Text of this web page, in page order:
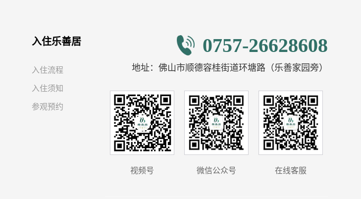
入住乐善居
入住流程
入住须知
参观预约
0757-26628608
地址：佛山市顺德容桂街道环塘路（乐善家园旁）
视频号 微信公众号 在线客服